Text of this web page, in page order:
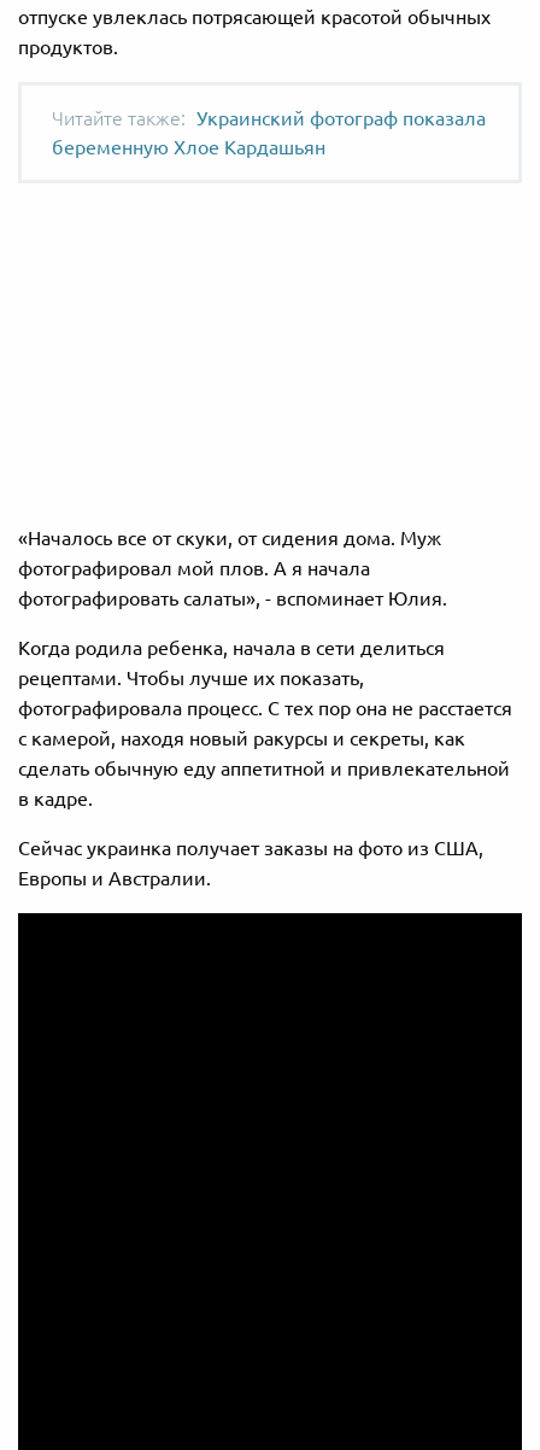
отпуске увлеклась потрясающей красотой обычных
продуктов.
Украинский фотограф показала
беременную Хлое Кардашьян
«Началось все от скуки, от сидения дома. Муж
фотографировал мой плов. А я начала
фотографировать салаты», - вспоминает Юлия.
Когда родила ребенка, начала в сети делиться
рецептами. Чтобы лучше их показать,
фотографировала процесс. С тех пор она не расстается
с камерой, находя новый ракурсы и секреты, как
сделать обычную еду аппетитной и привлекательной
в кадре.
Сейчас украинка получает заказы на фото из США,
Европы и Австралии.